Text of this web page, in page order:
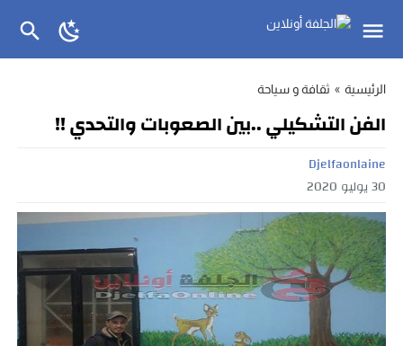
الرئيسية » ثقافة و سياحة
الفن التشكيلي ..بين الصعوبات والتحدي !!
Djelfaonlaine
30 يوليو 2020